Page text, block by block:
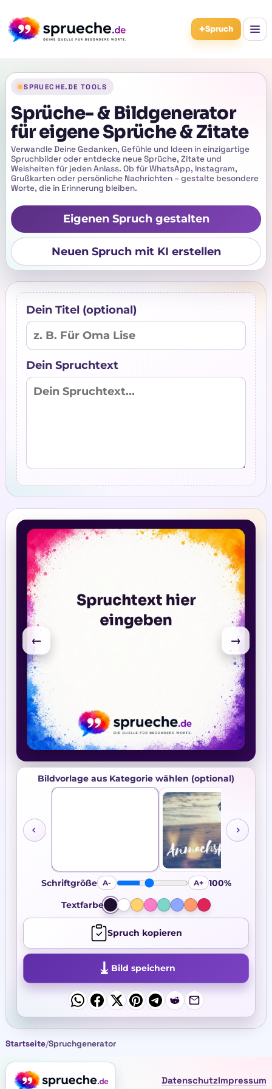
+Spruch
SPRUECHE.DE TOOLS
Sprüche- & Bildgenerator
für eigene Sprüche & Zitate
Verwandle Deine Gedanken, Gefühle und Ideen in einzigartige
Spruchbilder oder entdecke neue Sprüche, Zitate und
Weisheiten für jeden Anlass. Ob für WhatsApp, Instagram,
Grußkarten oder persönliche Nachrichten – gestalte besondere
Worte, die in Erinnerung bleiben.
Eigenen Spruch gestalten
Neuen Spruch mit KI erstellen
Dein Titel (optional)
Dein Spruchtext
← →
Vorlage wählen
Bildvorlage aus Kategorie wählen (optional)
Schriftgröße A-
Schriftgröße in Prozent
A+ 100%
Textfarbe
Spruch kopieren
⤓ Bild speichern
Startseite/Spruchgenerator
DatenschutzImpressum